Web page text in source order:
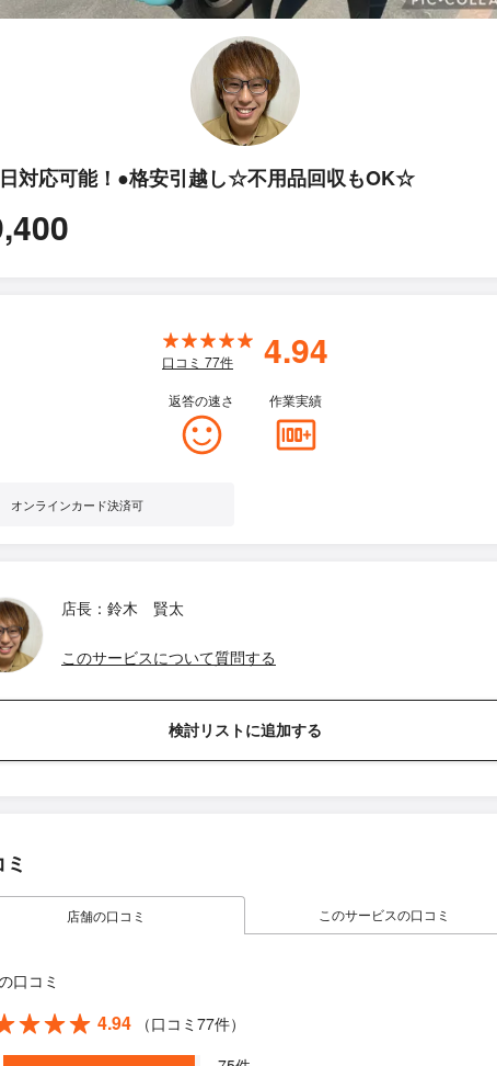
対応可能！●格安引越し☆不用品回収もOK☆
口コミ 77件 4.94
返答の速さ 作業実績
オンラインカード決済可
店長：鈴木 賢太
このサービスについて質問する
検討リストに追加する
店舗の口コミ このサービスの口コミ
口コミ
4.94
（口コミ77件）